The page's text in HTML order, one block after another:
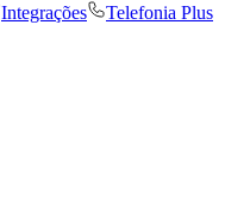
Integrações
Telefonia Plus